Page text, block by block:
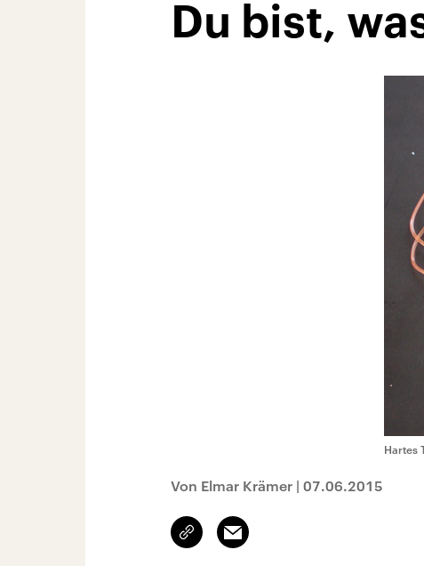
Du bist,
Hartes
Von Elmar Krämer | 07.06.2015
Link
kopieren/teilen
Email